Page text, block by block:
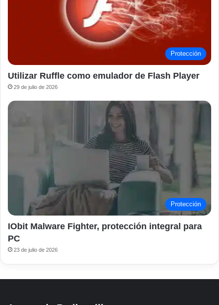
Protección
Utilizar Ruffle como emulador de Flash Player
29 de julio de 2026
Protección
IObit Malware Fighter, protección integral para
PC
23 de julio de 2026